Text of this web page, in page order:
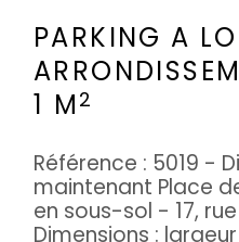
PARKING A
1 M 2
Référence : 5019 -
maintenant Place
en sous-sol - 17,
Dimensions :